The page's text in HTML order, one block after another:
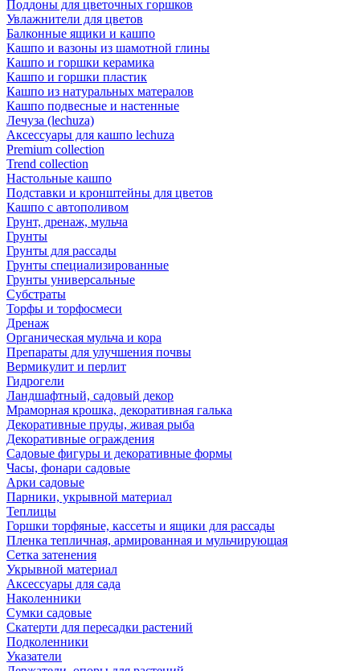
Поддоны для цветочных горшков
Увлажнители для цветов
Балконные ящики и кашпо
Кашпо и вазоны из шамотной глины
Кашпо и горшки керамика
Кашпо и горшки пластик
Кашпо из натуральных матералов
Кашпо подвесные и настенные
Лечуза (lechuza)
Аксессуары для кашпо lechuza
Premium collection
Trend collection
Настольные кашпо
Подставки и кронштейны для цветов
Кашпо с автополивом
Грунт, дренаж, мульча
Грунты
Грунты для рассады
Грунты специализированные
Грунты универсальные
Субстраты
Торфы и торфосмеси
Дренаж
Органическая мульча и кора
Препараты для улучшения почвы
Вермикулит и перлит
Гидрогели
Ландшафтный, садовый декор
Мраморная крошка, декоративная галька
Декоративные пруды, живая рыба
Декоративные ограждения
Садовые фигуры и декоративные формы
Часы, фонари садовые
Арки садовые
Парники, укрывной материал
Теплицы
Горшки торфяные, кассеты и ящики для рассады
Пленка тепличная, армированная и мульчирующая
Сетка затенения
Укрывной материал
Аксессуары для сада
Наколенники
Сумки садовые
Скатерти для пересадки растений
Подколенники
Указатели